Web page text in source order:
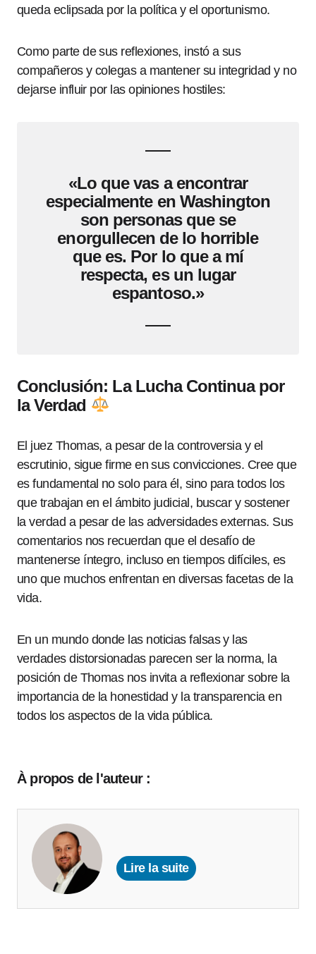
queda eclipsada por la política y el oportunismo.
Como parte de sus reflexiones, instó a sus
compañeros y colegas a mantener su integridad y no
dejarse influir por las opiniones hostiles:
«Lo que vas a encontrar
especialmente en Washington
son personas que se
enorgullecen de lo horrible
que es. Por lo que a mí
respecta, es un lugar
espantoso.»
Conclusión: La Lucha Continua por
la Verdad
El juez Thomas, a pesar de la controversia y el
escrutinio, sigue firme en sus convicciones. Cree que
es fundamental no solo para él, sino para todos los
que trabajan en el ámbito judicial, buscar y sostener
la verdad a pesar de las adversidades externas. Sus
comentarios nos recuerdan que el desafío de
mantenerse íntegro, incluso en tiempos difíciles, es
uno que muchos enfrentan en diversas facetas de la
vida.
En un mundo donde las noticias falsas y las
verdades distorsionadas parecen ser la norma, la
posición de Thomas nos invita a reflexionar sobre la
importancia de la honestidad y la transparencia en
todos los aspectos de la vida pública.
À propos de l'auteur :
Lire la suite